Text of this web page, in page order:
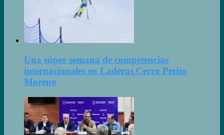
Una súper semana de competencias
internacionales en Laderas Cerro Perito
Moreno